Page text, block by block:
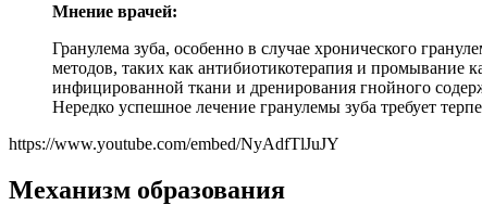
Мнение врачей:
Гранулема зуба, особенно в случае хронического
методов, таких как антибиотикотерапия и промывание
инфицированной ткани и дренирования гнойного
Нередко успешное лечение гранулемы зуба требует
https://www.youtube.com/embed/NyAdfTlJuJY
Механизм образования